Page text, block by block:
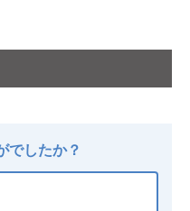
でしたか？